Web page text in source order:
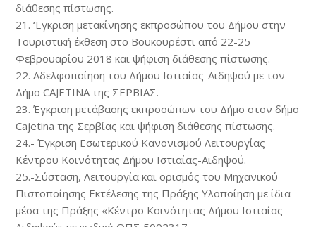
διάθεσης πίστωσης.
21. ‘Εγκριση μετακίνησης εκπροσώπου του Δήμου στην
Τουριστική έκθεση στο Βουκουρέστι από 22-25
Φεβρουαρίου 2018 και ψήφιση διάθεσης πίστωσης.
22. Αδελφοποίηση του Δήμου Ιστιαίας-Αιδηψού με τον
Δήμο CAJETINA της ΣΕΡΒΙΑΣ.
23. Έγκριση μετάβασης εκπροσώπων του Δήμο στον δήμο
Cajetina της Σερβίας και ψήφιση διάθεσης πίστωσης.
24.- Έγκριση Εσωτερικού Κανονισμού Λειτουργίας
Κέντρου Κοινότητας Δήμου Ιστιαίας-Αιδηψού.
25.-Σύσταση, Λειτουργία και ορισμός του Μηχανικού
Πιστοποίησης Εκτέλεσης της Πράξης Υλοποίηση με ίδια
μέσα της Πράξης «Κέντρο Κοινότητας Δήμου Ιστιαίας-